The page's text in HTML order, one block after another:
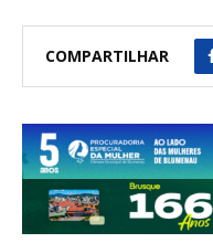
COMPARTILHAR